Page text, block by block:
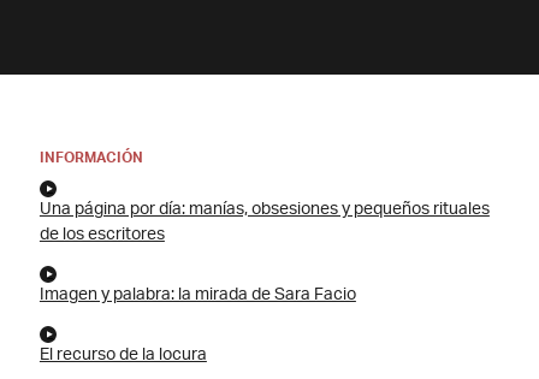
INFORMACIÓN
Una página por día: manías, obsesiones y pequeños rituales
de los escritores
Imagen y palabra: la mirada de Sara Facio
El recurso de la locura